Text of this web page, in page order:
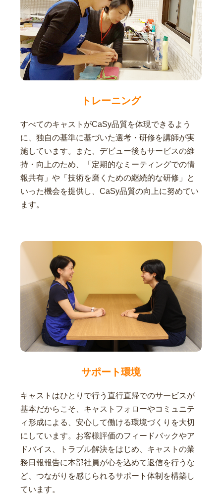
トレーニング
すべてのキャストがCaSy品質を体現できるよう
に、独自の基準に基づいた選考・研修を講師が実
施しています。また、デビュー後もサービスの維
持・向上のため、「定期的なミーティングでの情
報共有」や「技術を磨くための継続的な研修」と
いった機会を提供し、CaSy品質の向上に努めてい
ます。
サポート環境
キャストはひとりで行う直行直帰でのサービスが
基本だからこそ、キャストフォローやコミュニテ
ィ形成による、安心して働ける環境づくりを大切
にしています。お客様評価のフィードバックやア
ドバイス、トラブル解決をはじめ、キャストの業
務日報報告に本部社員が心を込めて返信を行うな
ど、つながりを感じられるサポート体制を構築し
ています。